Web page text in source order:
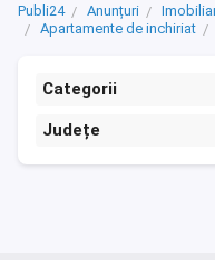
Publi24 Anunțuri
Apartamente de inchiriat
Categorii
Județe